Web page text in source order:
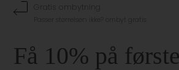
Gratis ombytning
Passer størrelsen ikke? ombyt gratis
Få 10% på